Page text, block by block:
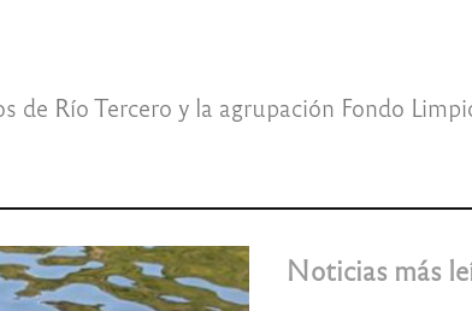
Río Tercero y la agrupación Fondo
Noticias más